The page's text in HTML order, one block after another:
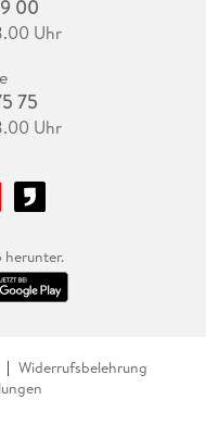
00
Uhr
75
Uhr
herunter.
Widerrufsbelehrung